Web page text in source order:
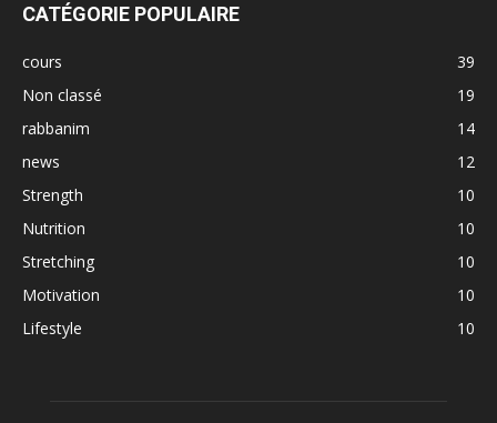
CATÉGORIE POPULAIRE
cours
39
Non classé
19
rabbanim
14
news
12
Strength
10
Nutrition
10
Stretching
10
Motivation
10
Lifestyle
10